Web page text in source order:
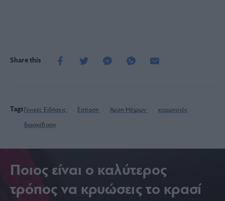
Share this
Tags Γενικές Ειδήσεις Εστίαση Άρση Μέτρων κορωνοιός
διασκέδαση
Ποιος είναι ο καλύτερος
τρόπος να κρυώσεις το κρασί